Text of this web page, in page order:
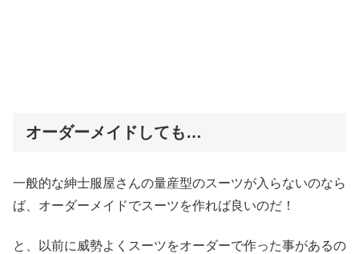
オーダーメイドしても…
一般的な紳士服屋さんの量産型のスーツが入らないのなら
ば、オーダーメイドでスーツを作れば良いのだ！
と、以前に威勢よくスーツをオーダーで作った事があるの